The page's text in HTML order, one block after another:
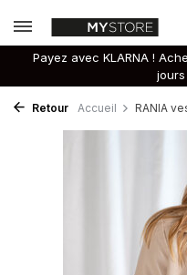
Payez avec KLARNA !
Retour Accueil RANIA